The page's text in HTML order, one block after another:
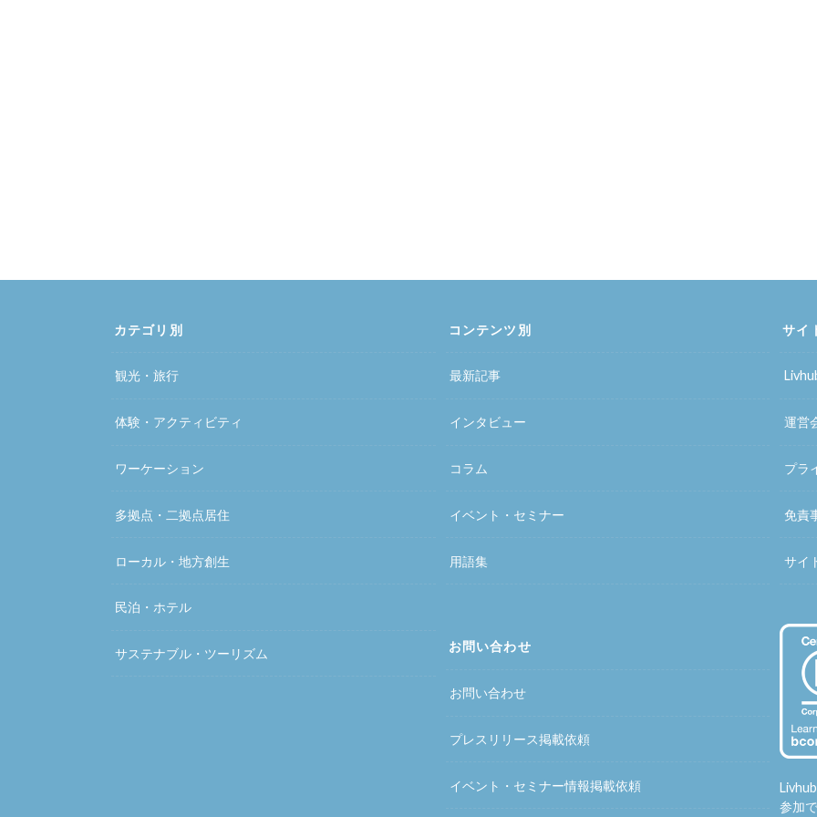
カテゴリ別
観光・旅行
体験・アクティビティ
ワーケーション
多拠点・二拠点居住
ローカル・地方創生
民泊・ホテル
サステナブル・ツーリズム
コンテンツ別
最新記事
インタビュー
コラム
イベント・セミナー
用語集
お問い合わせ
お問い合わせ
プレスリリース掲載依頼
イベント・セミナー情報掲載依頼
サイ
運営
プラ
免責
サイ
参加